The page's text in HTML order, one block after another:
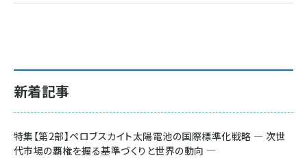
新着記事
特集【第2部】ペロブスカイト太陽電池の国際標準化戦略 ― 次世
代市場の覇権を握る基準づくりと世界の動向 ―